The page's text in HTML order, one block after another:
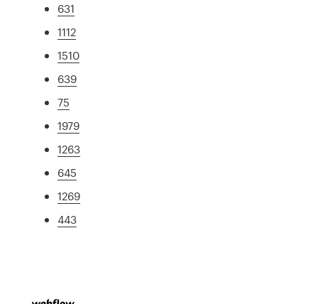
631
1112
1510
639
75
1979
1263
645
1269
443